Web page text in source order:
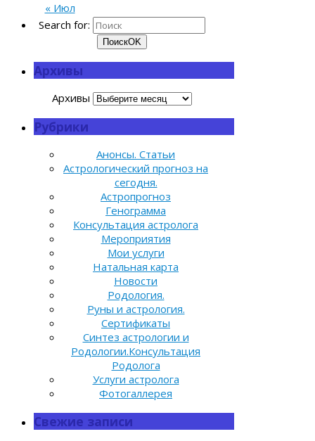
« Июл
Search for:
ПоискOK
Архивы
Архивы
Рубрики
Анонсы. Статьи
Астрологический прогноз на
сегодня.
Астропрогноз
Генограмма
Консультация астролога
Мероприятия
Мои услуги
Натальная карта
Новости
Родология.
Руны и астрология.
Сертификаты
Синтез астрологии и
Родологии.Консультация
Родолога
Услуги астролога
Фотогаллерея
Свежие записи